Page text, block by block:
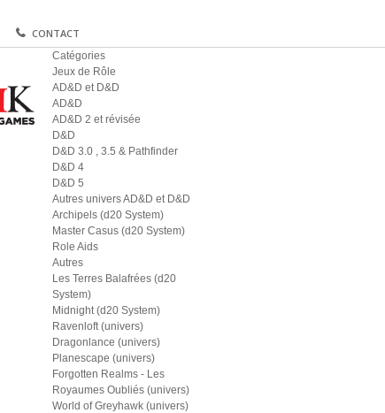
CONTACT
Catégories
Jeux de Rôle
AD&D et D&D
AD&D
AD&D 2 et révisée
D&D
D&D 3.0 , 3.5 & Pathfinder
D&D 4
D&D 5
Autres univers AD&D et D&D
Archipels (d20 System)
Master Casus (d20 System)
Role Aids
Autres
Les Terres Balafrées (d20
System)
Midnight (d20 System)
Ravenloft (univers)
Dragonlance (univers)
Planescape (univers)
Forgotten Realms - Les
Royaumes Oubliés (univers)
World of Greyhawk (univers)